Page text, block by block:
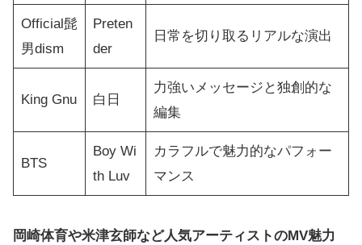
Official髭
男dism
Preten
der
日常を切り取るリアルな演出
King Gnu 白日
力強いメッセージと独創的な
編集
BTS
Boy Wi
th Luv
カラフルで魅力的なパフォー
マンス
岡崎体育や米津玄師など人気アーティストのMV魅力